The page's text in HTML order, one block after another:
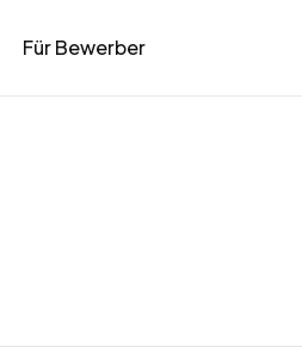
Für Bewerber